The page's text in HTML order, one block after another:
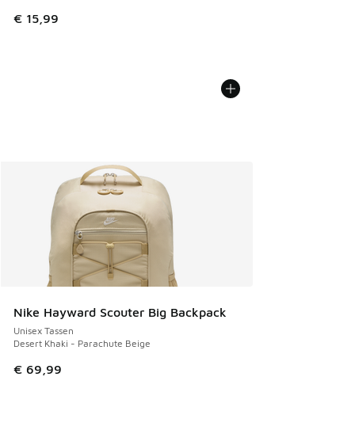
€ 15,99
Nike Hayward Scouter Big Backpack
Unisex Tassen
Desert Khaki - Parachute Beige
€ 69,99